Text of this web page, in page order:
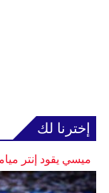
إخترنا لك
ميسي يقود إنتر